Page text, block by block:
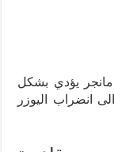
مانجر يؤدي بشكل
انضراب اليوزر